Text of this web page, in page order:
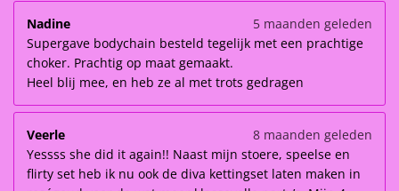
Nadine
5 maanden geleden
Supergave bodychain besteld tegelijk met een prachtige
choker. Prachtig op maat gemaakt.
Heel blij mee, en heb ze al met trots gedragen
Veerle
8 maanden geleden
Yessss she did it again!! Naast mijn stoere, speelse en
flirty set heb ik nu ook de diva kettingset laten maken in